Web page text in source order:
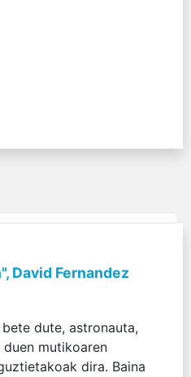
David Fernandez
dute, astronauta,
mutikoaren
dira. Baina